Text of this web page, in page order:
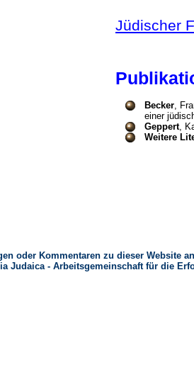
Jüdischer
Becker,
einer
Geppert,
Weitere
oder Kommentaren zu dieser Website
Judaica - Arbeitsgemeinschaft für die